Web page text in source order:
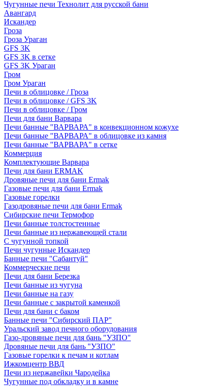
Чугунные печи Технолит для русской бани
Авангард
Искандер
Гроза
Гроза Ураган
GFS 3K
GFS 3K в сетке
GFS 3K Ураган
Гром
Гром Ураган
Печи в облицовке / Гроза
Печи в облицовке / GFS 3K
Печи в облицовке / Гром
Печи для бани Варвара
Печи банные "ВАРВАРА" в конвекционном кожухе
Печи банные "ВАРВАРА" в облицовке из камня
Печи банные "ВАРВАРА" в сетке
Коммерция
Комплектующие Варвара
Печи для бани ERMAK
Дровяные печи для бани Ermak
Газовые печи для бани Ermak
Газовые горелки
Газодровяные печи для бани Ermak
Сибирские печи Термофор
Печи банные толстостенные
Печи банные из нержавеющей стали
С чугунной топкой
Печи чугунные Искандер
Банные печи "Сабантуй"
Коммерческие печи
Печи для бани Березка
Печи банные из чугуна
Печи банные на газу
Печи банные с закрытой каменкой
Печи для бани с баком
Банные печи "Сибирский ПАР"
Уральский завод печного оборудования
Газо-дровяные печи для бань "УЗПО"
Дровяные печи для бань "УЗПО"
Газовые горелки к печам и котлам
Ижкомцентр ВВД
Печи из нержавейки Чародейка
Чугунные под обкладку и в камне